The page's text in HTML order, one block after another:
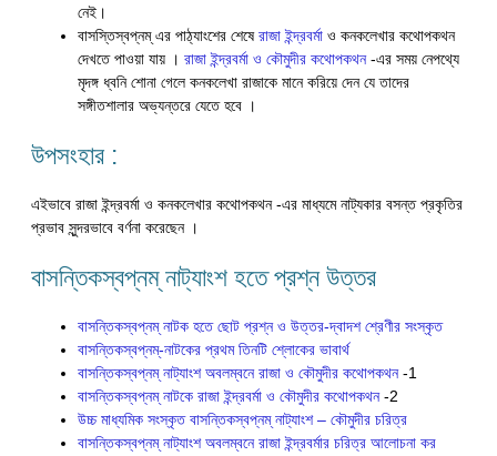
নেই।
বাসস্তিস্বপ্নম্ এর পাঠ্যাংশের শেষেরাজা ইন্দ্রবর্মা ও কনকলেখার কথোপকথন
দেখতে পাওয়া যায় । রাজা ইন্দ্রবর্মা ও কৌমুদীর কথোপকথন-এর সময় নেপথ্যে
মৃদঙ্গ ধ্বনি শোনা গেলে কনকলেখা রাজাকে মানে করিয়ে দেন যে তাদের
সঙ্গীতশালার অভ্যন্তরে যেতে হবে ।
উপসংহার :
এইভাবে রাজা ইন্দ্রবর্মা ও কনকলেখার কথোপকথন -এর মাধ্যমে নাট্যকার বসন্ত প্রকৃতির
প্রভাব সুন্দরভাবে বর্ণনা করেছেন ।
বাসন্তিকস্বপ্নম্ নাট্যাংশ হতে প্রশ্ন উত্তর
বাসন্তিকস্বপ্নম্ নাটক হতে ছোট প্রশ্ন ও উত্তর-দ্বাদশ শ্রেণীর সংস্কৃত
বাসন্তিকস্বপ্নম্-নাটকের প্রথম তিনটি শ্লোকের ভাবার্থ
বাসন্তিকস্বপ্নম্ নাট্যাংশ অবলম্বনে রাজা ও কৌমুদীর কথোপকথন-1
বাসন্তিকস্বপ্নম্ নাটকে রাজা ইন্দ্রবর্মা ও কৌমুদীর কথোপকথন-2
উচ্চ মাধ্যমিক সংস্কৃত বাসন্তিকস্বপ্নম্ নাট্যাংশ – কৌমুদীর চরিত্র
বাসন্তিকস্বপ্নম্ নাট্যাংশ অবলম্বনে রাজা ইন্দ্রবর্মার চরিত্র আলোচনা কর